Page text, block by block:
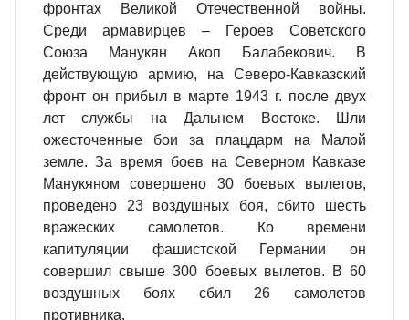
фронтах Великой Отечественной войны.
Среди армавирцев – Героев Советского
Союза Манукян Акоп Балабекович. В
действующую армию, на Северо-Кавказский
фронт он прибыл в марте 1943 г. после двух
лет службы на Дальнем Востоке. Шли
ожесточенные бои за плацдарм на Малой
земле. За время боев на Северном Кавказе
Манукяном совершено 30 боевых вылетов,
проведено 23 воздушных боя, сбито шесть
вражеских самолетов. Ко времени
капитуляции фашистской Германии он
совершил свыше 300 боевых вылетов. В 60
воздушных боях сбил 26 самолетов
противника.